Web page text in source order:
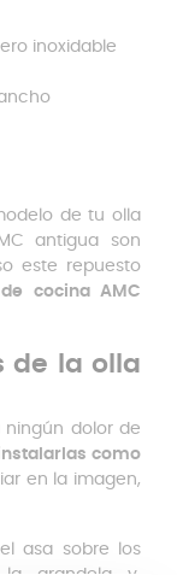
inoxidable
de tu olla
antigua son
este repuesto
cocina AMC
de la olla
dolor de
como
en la imagen,
asa sobre los